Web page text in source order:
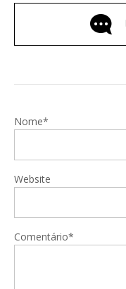
Nome*
Website
Comentário*